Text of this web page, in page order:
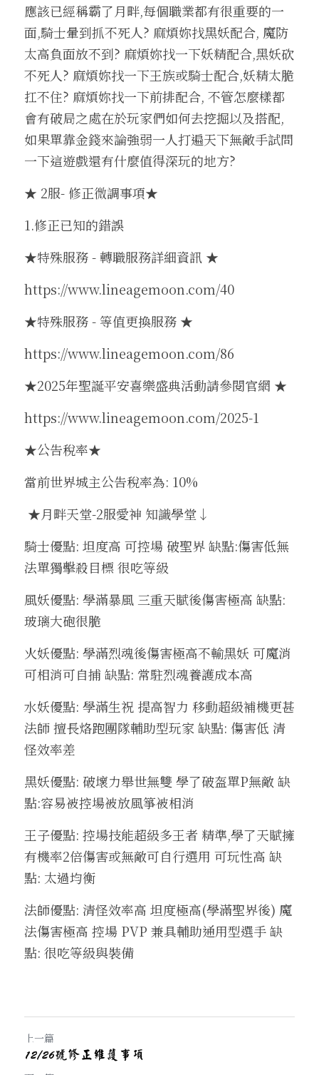
應該已經稱霸了月畔,每個職業都有很重要的一
面,騎士暈到抓不死人? 麻煩妳找黑妖配合, 魔防
太高負面放不到? 麻煩妳找一下妖精配合,黑妖砍
不死人? 麻煩妳找一下王族或騎士配合,妖精太脆
扛不住? 麻煩妳找一下前排配合, 不管怎麼樣都
會有破局之處在於玩家們如何去挖掘以及搭配,
如果單靠金錢來論強弱一人打遍天下無敵手試問
一下這遊戲還有什麼值得深玩的地方?
★ 2服- 修正微調事項★
1.修正已知的錯誤
★特殊服務 - 轉職服務詳細資訊 ★
https://www.lineagemoon.com/40
★特殊服務 - 等值更換服務 ★
https://www.lineagemoon.com/86
★2025年聖誕平安喜樂盛典活動請參閱官網 ★
https://www.lineagemoon.com/2025-1
★公告稅率★
當前世界城主公告稅率為: 10%
★月畔天堂-2服愛神 知識學堂↓
騎士優點: 坦度高 可控場 破聖界 缺點:傷害低無
法單獨擊殺目標 很吃等級
風妖優點: 學滿暴風 三重天賦後傷害極高 缺點:
玻璃大砲很脆
火妖優點: 學滿烈魂後傷害極高不輸黑妖 可魔消
可相消可自捕 缺點: 常駐烈魂養護成本高
水妖優點: 學滿生祝 提高智力 移動超級補機更甚
法師 擅長烙跑團隊輔助型玩家 缺點: 傷害低 清
怪效率差
黑妖優點: 破壞力舉世無雙 學了破盔單P無敵 缺
點:容易被控場被放風箏被相消
王子優點: 控場技能超級多王者 精準,學了天賦擁
有機率2倍傷害或無敵可自行選用 可玩性高 缺
點: 太過均衡
法師優點: 清怪效率高 坦度極高(學滿聖界後) 魔
法傷害極高 控場 PVP 兼具輔助通用型選手 缺
點: 很吃等級與裝備
上一篇
12/26號修正維護事項